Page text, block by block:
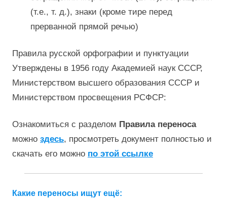
(т.е., т. д.), знаки (кроме тире перед
прерванной прямой речью)
Правила русской орфографии и пунктуации
Утверждены в 1956 году Академией наук СССР,
Министерством высшего образования СССР и
Министерством просвещения РСФСР:
Ознакомиться с разделом Правила переноса
можно здесь, просмотреть документ полностью и
скачать его можно по этой ссылке
Какие переносы ищут ещё: